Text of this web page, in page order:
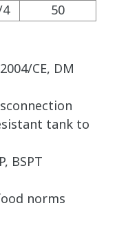
50
CE, DM
tank to
BSPT
norms